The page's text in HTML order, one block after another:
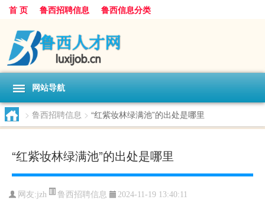
首 页 鲁西招聘信息 鲁西信息分类
网站导航
> 鲁西招聘信息 > “红紫妆林绿满池”的出处是哪里
“红紫妆林绿满池”的出处是哪里
网友:jzh 鲁西招聘信息 2024-11-19 13:40:11